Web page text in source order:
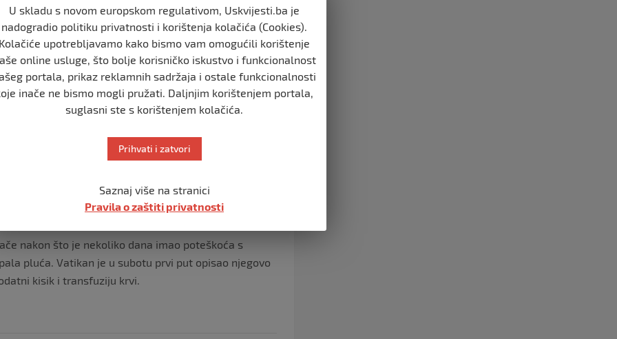
se u priopćenju iz Vatikana.
razina hemoglobina. “Trombocitopenija ostaje
bubrežnu insuficijenciju, koja je trenutno pod
da je njegovo stanje i dalje kritično, iako od subote
terapije počnu djelovati zahtijevaju da
u tom priopćenju.
nakon što je nekoliko dana imao poteškoća s
pluća. Vatikan je u subotu prvi put opisao njegovo
kisik i transfuziju krvi.
U skladu s novom europskom regulativom, Uskvijesti.ba je
nadogradio politiku privatnosti i korištenja kolačića (Cookies).
Kolačiće upotrebljavamo kako bismo vam omogućili korištenje
online usluge, što bolje korisničko iskustvo i funkcionalnost
portala, prikaz reklamnih sadržaja i ostale funkcionalnosti
inače ne bismo mogli pružati. Daljnjim korištenjem portala,
suglasni ste s korištenjem kolačića.
Prihvati i zatvori
Saznaj više na stranici
Pravila o zaštiti privatnosti